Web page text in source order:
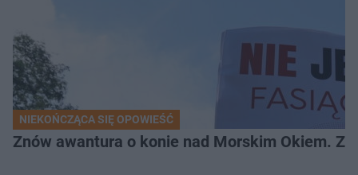
NIEKOŃCZĄCA SIĘ OPOWIEŚĆ
Znów awantura o konie nad Morskim Okiem.